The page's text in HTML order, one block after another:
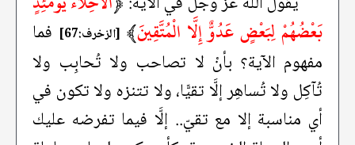
بَعْضُهُمْ لِبَعْضٍ عَدُوٌّ إِلَّا الْمُتَّقِينَ﴾ [الزخرف:67]
فما
مفهوم الآية؟ بأنْ لا تصاحب ولا تُحابِب ولا
تُآكِل ولا تُساهِر إلَّا تقيًّا، ولا تتنزه ولا تكون في
أي مناسبة إلا مع تقيّ.. إلَّا فيما تفرضه عليك